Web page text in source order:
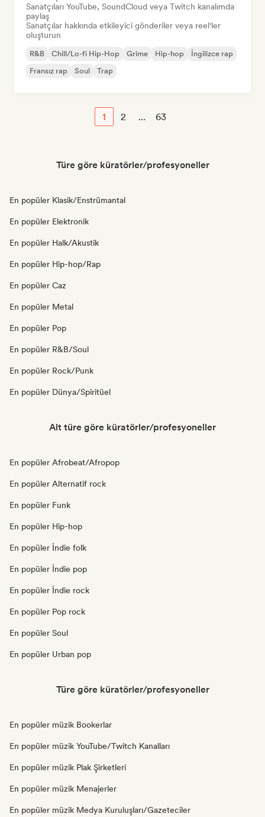
Sanatçıları YouTube, SoundCloud veya Twitch kanalımda
paylaş
Sanatçılar hakkında etkileyici gönderiler veya reel'ler
oluşturun
R&B Chill/Lo-fi Hip-Hop Grime Hip-hop
İngilizce rap
Fransız rap
Soul Trap
1 2 ... 63
Türe göre küratörler/profesyoneller
En popüler Klasik/Enstrümantal
En popüler Elektronik
En popüler Halk/Akustik
En popüler Hip-hop/Rap
En popüler Caz
En popüler Metal
En popüler Pop
En popüler R&B/Soul
En popüler Rock/Punk
En popüler Dünya/Spiritüel
Alt türe göre küratörler/profesyoneller
En popüler Afrobeat/Afropop
En popüler Alternatif rock
En popüler Funk
En popüler Hip-hop
En popüler İndie folk
En popüler İndie pop
En popüler İndie rock
En popüler Pop rock
En popüler Soul
En popüler Urban pop
Türe göre küratörler/profesyoneller
En popüler müzik Bookerlar
En popüler müzik YouTube/Twitch Kanalları
En popüler müzik Plak Şirketleri
En popüler müzik Menajerler
En popüler müzik Medya Kuruluşları/Gazeteciler